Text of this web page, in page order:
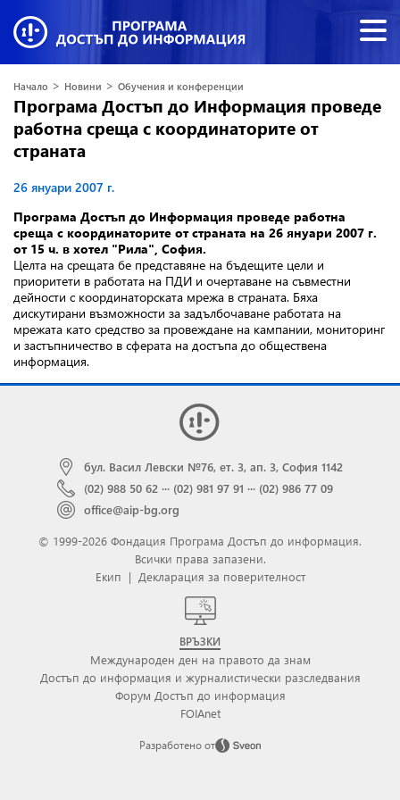
Начало > Новини > Обучения и конференции
Програма Достъп до Информация проведе
работна среща с координаторите от
страната
26 януари 2007 г.
Програма Достъп до Информация проведе работна
среща с координаторите от страната на 26 януари 2007 г.
от 15 ч. в хотел "Рила", София.
Целта на срещата бе представяне на бъдещите цели и
приоритети в работата на ПДИ и очертаване на съвместни
дейности с координаторската мрежа в страната. Бяха
дискутирани възможности за задълбочаване работата на
мрежата като средство за провеждане на кампании, мониторинг
и застъпничество в сферата на достъпа до обществена
информация.
бул. Васил Левски №76, ет. 3, ап. 3, София 1142
(02) 988 50 62 ··· (02) 981 97 91 ··· (02) 986 77 09
office@aip-bg.org
© 1999-2026 Фондация Програма Достъп до информация.
Всички права запазени.
Екип | Декларация за поверителност
ВРЪЗКИ
Международен ден на правото да знам
Достъп до информация и журналистически разследвания
Форум Достъп до информация
FOIAnet
Разработено от